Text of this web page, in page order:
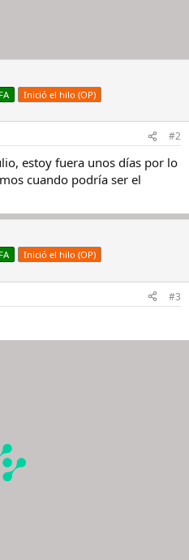
Inició el hilo (OP)
#2
estoy fuera unos días por lo
cuando podría ser el
Inició el hilo (OP)
#3